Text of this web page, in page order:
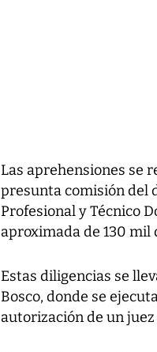
Las aprehensiones se
presunta comisión del
Profesional y Técnico
aproximada de 130 mil
Estas diligencias se
Bosco, donde se
autorización de un